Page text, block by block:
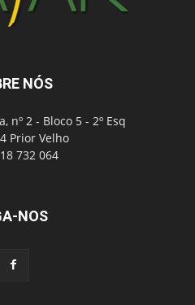
NÓS
nº 2 - Bloco 5 - 2º Esq
Prior Velho
732 064
NOS